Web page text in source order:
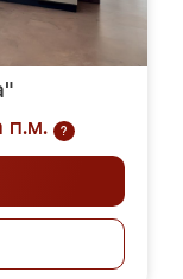
п.м.
?